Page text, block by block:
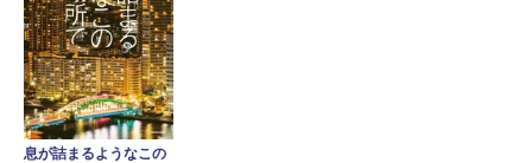
息が詰まるようなこの